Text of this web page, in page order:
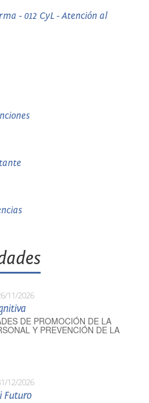
- 012 CyL - Atención al
11/2026
DE PROMOCIÓN DE LA
Y PREVENCIÓN DE LA
12/2026
Futuro